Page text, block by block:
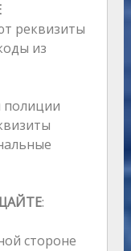
реквизиты
из
полиции
:
стороне